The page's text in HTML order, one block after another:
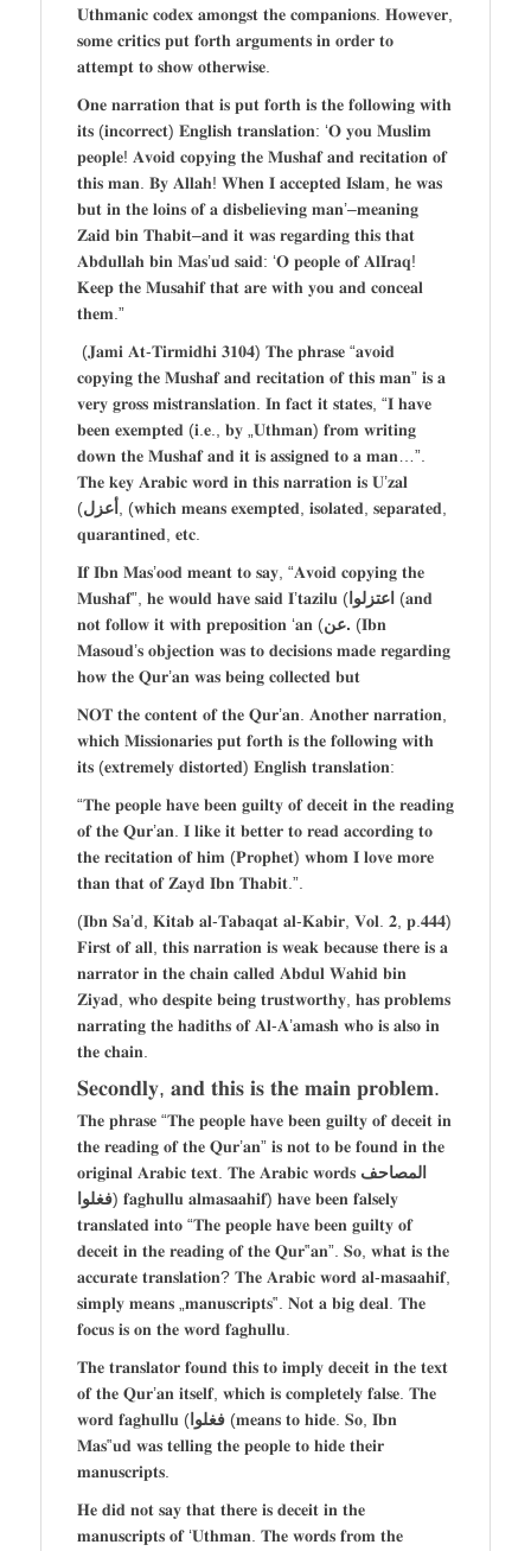
𝐔𝐭𝐡𝐦𝐚𝐧𝐢𝐜 𝐜𝐨𝐝𝐞𝐱 𝐚𝐦𝐨𝐧𝐠𝐬𝐭 𝐭𝐡𝐞 𝐜𝐨𝐦𝐩𝐚𝐧𝐢𝐨𝐧𝐬. 𝐇𝐨𝐰𝐞𝐯𝐞𝐫,
𝐬𝐨𝐦𝐞 𝐜𝐫𝐢𝐭𝐢𝐜𝐬 𝐩𝐮𝐭 𝐟𝐨𝐫𝐭𝐡 𝐚𝐫𝐠𝐮𝐦𝐞𝐧𝐭𝐬 𝐢𝐧 𝐨𝐫𝐝𝐞𝐫 𝐭𝐨
𝐚𝐭𝐭𝐞𝐦𝐩𝐭 𝐭𝐨 𝐬𝐡𝐨𝐰 𝐨𝐭𝐡𝐞𝐫𝐰𝐢𝐬𝐞.
𝐎𝐧𝐞 𝐧𝐚𝐫𝐫𝐚𝐭𝐢𝐨𝐧 𝐭𝐡𝐚𝐭 𝐢𝐬 𝐩𝐮𝐭 𝐟𝐨𝐫𝐭𝐡 𝐢𝐬 𝐭𝐡𝐞 𝐟𝐨𝐥𝐥𝐨𝐰𝐢𝐧𝐠 𝐰𝐢𝐭𝐡
𝐢𝐭𝐬 (𝐢𝐧𝐜𝐨𝐫𝐫𝐞𝐜𝐭) 𝐄𝐧𝐠𝐥𝐢𝐬𝐡 𝐭𝐫𝐚𝐧𝐬𝐥𝐚𝐭𝐢𝐨𝐧: ‘𝐎 𝐲𝐨𝐮 𝐌𝐮𝐬𝐥𝐢𝐦
𝐩𝐞𝐨𝐩𝐥𝐞! 𝐀𝐯𝐨𝐢𝐝 𝐜𝐨𝐩𝐲𝐢𝐧𝐠 𝐭𝐡𝐞 𝐌𝐮𝐬𝐡𝐚𝐟 𝐚𝐧𝐝 𝐫𝐞𝐜𝐢𝐭𝐚𝐭𝐢𝐨𝐧 𝐨𝐟
𝐭𝐡𝐢𝐬 𝐦𝐚𝐧. 𝐁𝐲 𝐀𝐥𝐥𝐚𝐡! 𝐖𝐡𝐞𝐧 𝐈 𝐚𝐜𝐜𝐞𝐩𝐭𝐞𝐝 𝐈𝐬𝐥𝐚𝐦, 𝐡𝐞 𝐰𝐚𝐬
𝐛𝐮𝐭 𝐢𝐧 𝐭𝐡𝐞 𝐥𝐨𝐢𝐧𝐬 𝐨𝐟 𝐚 𝐝𝐢𝐬𝐛𝐞𝐥𝐢𝐞𝐯𝐢𝐧𝐠 𝐦𝐚𝐧’–𝐦𝐞𝐚𝐧𝐢𝐧𝐠
𝐙𝐚𝐢𝐝 𝐛𝐢𝐧 𝐓𝐡𝐚𝐛𝐢𝐭–𝐚𝐧𝐝 𝐢𝐭 𝐰𝐚𝐬 𝐫𝐞𝐠𝐚𝐫𝐝𝐢𝐧𝐠 𝐭𝐡𝐢𝐬 𝐭𝐡𝐚𝐭
𝐀𝐛𝐝𝐮𝐥𝐥𝐚𝐡 𝐛𝐢𝐧 𝐌𝐚𝐬’𝐮𝐝 𝐬𝐚𝐢𝐝: ‘𝐎 𝐩𝐞𝐨𝐩𝐥𝐞 𝐨𝐟 𝐀𝐥𝐈𝐫𝐚𝐪!
𝐊𝐞𝐞𝐩 𝐭𝐡𝐞 𝐌𝐮𝐬𝐚𝐡𝐢𝐟 𝐭𝐡𝐚𝐭 𝐚𝐫𝐞 𝐰𝐢𝐭𝐡 𝐲𝐨𝐮 𝐚𝐧𝐝 𝐜𝐨𝐧𝐜𝐞𝐚𝐥
𝐭𝐡𝐞𝐦.”
(𝐉𝐚𝐦𝐢 𝐀𝐭-𝐓𝐢𝐫𝐦𝐢𝐝𝐡𝐢 𝟑𝟏𝟎𝟒) 𝐓𝐡𝐞 𝐩𝐡𝐫𝐚𝐬𝐞 “𝐚𝐯𝐨𝐢𝐝
𝐜𝐨𝐩𝐲𝐢𝐧𝐠 𝐭𝐡𝐞 𝐌𝐮𝐬𝐡𝐚𝐟 𝐚𝐧𝐝 𝐫𝐞𝐜𝐢𝐭𝐚𝐭𝐢𝐨𝐧 𝐨𝐟 𝐭𝐡𝐢𝐬 𝐦𝐚𝐧” 𝐢𝐬 𝐚
𝐯𝐞𝐫𝐲 𝐠𝐫𝐨𝐬𝐬 𝐦𝐢𝐬𝐭𝐫𝐚𝐧𝐬𝐥𝐚𝐭𝐢𝐨𝐧. 𝐈𝐧 𝐟𝐚𝐜𝐭 𝐢𝐭 𝐬𝐭𝐚𝐭𝐞𝐬, “𝐈 𝐡𝐚𝐯𝐞
𝐛𝐞𝐞𝐧 𝐞𝐱𝐞𝐦𝐩𝐭𝐞𝐝 (𝐢.𝐞., 𝐛𝐲 „𝐔𝐭𝐡𝐦𝐚𝐧) 𝐟𝐫𝐨𝐦 𝐰𝐫𝐢𝐭𝐢𝐧𝐠
𝐝𝐨𝐰𝐧 𝐭𝐡𝐞 𝐌𝐮𝐬𝐡𝐚𝐟 𝐚𝐧𝐝 𝐢𝐭 𝐢𝐬 𝐚𝐬𝐬𝐢𝐠𝐧𝐞𝐝 𝐭𝐨 𝐚 𝐦𝐚𝐧…”.
𝐓𝐡𝐞 𝐤𝐞𝐲 𝐀𝐫𝐚𝐛𝐢𝐜 𝐰𝐨𝐫𝐝 𝐢𝐧 𝐭𝐡𝐢𝐬 𝐧𝐚𝐫𝐫𝐚𝐭𝐢𝐨𝐧 𝐢𝐬 𝐔’𝐳𝐚𝐥
(أعزل
, (𝐰𝐡𝐢𝐜𝐡 𝐦𝐞𝐚𝐧𝐬 𝐞𝐱𝐞𝐦𝐩𝐭𝐞𝐝, 𝐢𝐬𝐨𝐥𝐚𝐭𝐞𝐝, 𝐬𝐞𝐩𝐚𝐫𝐚𝐭𝐞𝐝,
𝐪𝐮𝐚𝐫𝐚𝐧𝐭𝐢𝐧𝐞𝐝, 𝐞𝐭𝐜.
𝐈𝐟 𝐈𝐛𝐧 𝐌𝐚𝐬’𝐨𝐨𝐝 𝐦𝐞𝐚𝐧𝐭 𝐭𝐨 𝐬𝐚𝐲, “𝐀𝐯𝐨𝐢𝐝 𝐜𝐨𝐩𝐲𝐢𝐧𝐠 𝐭𝐡𝐞
𝐌𝐮𝐬𝐡𝐚𝐟”, 𝐡𝐞 𝐰𝐨𝐮𝐥𝐝 𝐡𝐚𝐯𝐞 𝐬𝐚𝐢𝐝 𝐈’𝐭𝐚𝐳𝐢𝐥𝐮 ( اعتزلوا (𝐚𝐧𝐝
𝐧𝐨𝐭 𝐟𝐨𝐥𝐥𝐨𝐰 𝐢𝐭 𝐰𝐢𝐭𝐡 𝐩𝐫𝐞𝐩𝐨𝐬𝐢𝐭𝐢𝐨𝐧 ‘𝐚𝐧 (
عن. (𝐈𝐛𝐧
𝐌𝐚𝐬𝐨𝐮𝐝’𝐬 𝐨𝐛𝐣𝐞𝐜𝐭𝐢𝐨𝐧 𝐰𝐚𝐬 𝐭𝐨 𝐝𝐞𝐜𝐢𝐬𝐢𝐨𝐧𝐬 𝐦𝐚𝐝𝐞 𝐫𝐞𝐠𝐚𝐫𝐝𝐢𝐧𝐠
𝐡𝐨𝐰 𝐭𝐡𝐞 𝐐𝐮𝐫’𝐚𝐧 𝐰𝐚𝐬 𝐛𝐞𝐢𝐧𝐠 𝐜𝐨𝐥𝐥𝐞𝐜𝐭𝐞𝐝 𝐛𝐮𝐭
𝐍𝐎𝐓 𝐭𝐡𝐞 𝐜𝐨𝐧𝐭𝐞𝐧𝐭 𝐨𝐟 𝐭𝐡𝐞 𝐐𝐮𝐫’𝐚𝐧. 𝐀𝐧𝐨𝐭𝐡𝐞𝐫 𝐧𝐚𝐫𝐫𝐚𝐭𝐢𝐨𝐧,
𝐰𝐡𝐢𝐜𝐡 𝐌𝐢𝐬𝐬𝐢𝐨𝐧𝐚𝐫𝐢𝐞𝐬 𝐩𝐮𝐭 𝐟𝐨𝐫𝐭𝐡 𝐢𝐬 𝐭𝐡𝐞 𝐟𝐨𝐥𝐥𝐨𝐰𝐢𝐧𝐠 𝐰𝐢𝐭𝐡
𝐢𝐭𝐬 (𝐞𝐱𝐭𝐫𝐞𝐦𝐞𝐥𝐲 𝐝𝐢𝐬𝐭𝐨𝐫𝐭𝐞𝐝) 𝐄𝐧𝐠𝐥𝐢𝐬𝐡 𝐭𝐫𝐚𝐧𝐬𝐥𝐚𝐭𝐢𝐨𝐧:
“𝐓𝐡𝐞 𝐩𝐞𝐨𝐩𝐥𝐞 𝐡𝐚𝐯𝐞 𝐛𝐞𝐞𝐧 𝐠𝐮𝐢𝐥𝐭𝐲 𝐨𝐟 𝐝𝐞𝐜𝐞𝐢𝐭 𝐢𝐧 𝐭𝐡𝐞 𝐫𝐞𝐚𝐝𝐢𝐧𝐠
𝐨𝐟 𝐭𝐡𝐞 𝐐𝐮𝐫’𝐚𝐧. 𝐈 𝐥𝐢𝐤𝐞 𝐢𝐭 𝐛𝐞𝐭𝐭𝐞𝐫 𝐭𝐨 𝐫𝐞𝐚𝐝 𝐚𝐜𝐜𝐨𝐫𝐝𝐢𝐧𝐠 𝐭𝐨
𝐭𝐡𝐞 𝐫𝐞𝐜𝐢𝐭𝐚𝐭𝐢𝐨𝐧 𝐨𝐟 𝐡𝐢𝐦 (𝐏𝐫𝐨𝐩𝐡𝐞𝐭) 𝐰𝐡𝐨𝐦 𝐈 𝐥𝐨𝐯𝐞 𝐦𝐨𝐫𝐞
𝐭𝐡𝐚𝐧 𝐭𝐡𝐚𝐭 𝐨𝐟 𝐙𝐚𝐲𝐝 𝐈𝐛𝐧 𝐓𝐡𝐚𝐛𝐢𝐭.”.
(𝐈𝐛𝐧 𝐒𝐚’𝐝, 𝐊𝐢𝐭𝐚𝐛 𝐚𝐥-𝐓𝐚𝐛𝐚𝐪𝐚𝐭 𝐚𝐥-𝐊𝐚𝐛𝐢𝐫, 𝐕𝐨𝐥. 𝟐, 𝐩.𝟒𝟒𝟒)
𝐅𝐢𝐫𝐬𝐭 𝐨𝐟 𝐚𝐥𝐥, 𝐭𝐡𝐢𝐬 𝐧𝐚𝐫𝐫𝐚𝐭𝐢𝐨𝐧 𝐢𝐬 𝐰𝐞𝐚𝐤 𝐛𝐞𝐜𝐚𝐮𝐬𝐞 𝐭𝐡𝐞𝐫𝐞 𝐢𝐬 𝐚
𝐧𝐚𝐫𝐫𝐚𝐭𝐨𝐫 𝐢𝐧 𝐭𝐡𝐞 𝐜𝐡𝐚𝐢𝐧 𝐜𝐚𝐥𝐥𝐞𝐝 𝐀𝐛𝐝𝐮𝐥 𝐖𝐚𝐡𝐢𝐝 𝐛𝐢𝐧
𝐙𝐢𝐲𝐚𝐝, 𝐰𝐡𝐨 𝐝𝐞𝐬𝐩𝐢𝐭𝐞 𝐛𝐞𝐢𝐧𝐠 𝐭𝐫𝐮𝐬𝐭𝐰𝐨𝐫𝐭𝐡𝐲, 𝐡𝐚𝐬 𝐩𝐫𝐨𝐛𝐥𝐞𝐦𝐬
𝐧𝐚𝐫𝐫𝐚𝐭𝐢𝐧𝐠 𝐭𝐡𝐞 𝐡𝐚𝐝𝐢𝐭𝐡𝐬 𝐨𝐟 𝐀𝐥-𝐀’𝐚𝐦𝐚𝐬𝐡 𝐰𝐡𝐨 𝐢𝐬 𝐚𝐥𝐬𝐨 𝐢𝐧
𝐭𝐡𝐞 𝐜𝐡𝐚𝐢𝐧.
𝐒𝐞𝐜𝐨𝐧𝐝𝐥𝐲, 𝐚𝐧𝐝 𝐭𝐡𝐢𝐬 𝐢𝐬 𝐭𝐡𝐞 𝐦𝐚𝐢𝐧 𝐩𝐫𝐨𝐛𝐥𝐞𝐦.
𝐓𝐡𝐞 𝐩𝐡𝐫𝐚𝐬𝐞 “𝐓𝐡𝐞 𝐩𝐞𝐨𝐩𝐥𝐞 𝐡𝐚𝐯𝐞 𝐛𝐞𝐞𝐧 𝐠𝐮𝐢𝐥𝐭𝐲 𝐨𝐟 𝐝𝐞𝐜𝐞𝐢𝐭 𝐢𝐧
𝐭𝐡𝐞 𝐫𝐞𝐚𝐝𝐢𝐧𝐠 𝐨𝐟 𝐭𝐡𝐞 𝐐𝐮𝐫’𝐚𝐧” 𝐢𝐬 𝐧𝐨𝐭 𝐭𝐨 𝐛𝐞 𝐟𝐨𝐮𝐧𝐝 𝐢𝐧 𝐭𝐡𝐞
𝐨𝐫𝐢𝐠𝐢𝐧𝐚𝐥 𝐀𝐫𝐚𝐛𝐢𝐜 𝐭𝐞𝐱𝐭. 𝐓𝐡𝐞 𝐀𝐫𝐚𝐛𝐢𝐜 𝐰𝐨𝐫𝐝𝐬 المصاحف
فغلوا) 𝐟𝐚𝐠𝐡𝐮𝐥𝐥𝐮 𝐚𝐥𝐦𝐚𝐬𝐚𝐚𝐡𝐢𝐟) 𝐡𝐚𝐯𝐞 𝐛𝐞𝐞𝐧 𝐟𝐚𝐥𝐬𝐞𝐥𝐲
𝐭𝐫𝐚𝐧𝐬𝐥𝐚𝐭𝐞𝐝 𝐢𝐧𝐭𝐨 “𝐓𝐡𝐞 𝐩𝐞𝐨𝐩𝐥𝐞 𝐡𝐚𝐯𝐞 𝐛𝐞𝐞𝐧 𝐠𝐮𝐢𝐥𝐭𝐲 𝐨𝐟
𝐝𝐞𝐜𝐞𝐢𝐭 𝐢𝐧 𝐭𝐡𝐞 𝐫𝐞𝐚𝐝𝐢𝐧𝐠 𝐨𝐟 𝐭𝐡𝐞 𝐐𝐮𝐫‟𝐚𝐧”. 𝐒𝐨, 𝐰𝐡𝐚𝐭 𝐢𝐬 𝐭𝐡𝐞
𝐚𝐜𝐜𝐮𝐫𝐚𝐭𝐞 𝐭𝐫𝐚𝐧𝐬𝐥𝐚𝐭𝐢𝐨𝐧? 𝐓𝐡𝐞 𝐀𝐫𝐚𝐛𝐢𝐜 𝐰𝐨𝐫𝐝 𝐚𝐥-𝐦𝐚𝐬𝐚𝐚𝐡𝐢𝐟,
𝐬𝐢𝐦𝐩𝐥𝐲 𝐦𝐞𝐚𝐧𝐬 „𝐦𝐚𝐧𝐮𝐬𝐜𝐫𝐢𝐩𝐭𝐬‟. 𝐍𝐨𝐭 𝐚 𝐛𝐢𝐠 𝐝𝐞𝐚𝐥. 𝐓𝐡𝐞
𝐟𝐨𝐜𝐮𝐬 𝐢𝐬 𝐨𝐧 𝐭𝐡𝐞 𝐰𝐨𝐫𝐝 𝐟𝐚𝐠𝐡𝐮𝐥𝐥𝐮.
𝐓𝐡𝐞 𝐭𝐫𝐚𝐧𝐬𝐥𝐚𝐭𝐨𝐫 𝐟𝐨𝐮𝐧𝐝 𝐭𝐡𝐢𝐬 𝐭𝐨 𝐢𝐦𝐩𝐥𝐲 𝐝𝐞𝐜𝐞𝐢𝐭 𝐢𝐧 𝐭𝐡𝐞 𝐭𝐞𝐱𝐭
𝐨𝐟 𝐭𝐡𝐞 𝐐𝐮𝐫’𝐚𝐧 𝐢𝐭𝐬𝐞𝐥𝐟, 𝐰𝐡𝐢𝐜𝐡 𝐢𝐬 𝐜𝐨𝐦𝐩𝐥𝐞𝐭𝐞𝐥𝐲 𝐟𝐚𝐥𝐬𝐞. 𝐓𝐡𝐞
𝐰𝐨𝐫𝐝 𝐟𝐚𝐠𝐡𝐮𝐥𝐥𝐮 ( فغلوا (𝐦𝐞𝐚𝐧𝐬 𝐭𝐨 𝐡𝐢𝐝𝐞. 𝐒𝐨, 𝐈𝐛𝐧
𝐌𝐚𝐬‟𝐮𝐝 𝐰𝐚𝐬 𝐭𝐞𝐥𝐥𝐢𝐧𝐠 𝐭𝐡𝐞 𝐩𝐞𝐨𝐩𝐥𝐞 𝐭𝐨 𝐡𝐢𝐝𝐞 𝐭𝐡𝐞𝐢𝐫
𝐦𝐚𝐧𝐮𝐬𝐜𝐫𝐢𝐩𝐭𝐬.
𝐇𝐞 𝐝𝐢𝐝 𝐧𝐨𝐭 𝐬𝐚𝐲 𝐭𝐡𝐚𝐭 𝐭𝐡𝐞𝐫𝐞 𝐢𝐬 𝐝𝐞𝐜𝐞𝐢𝐭 𝐢𝐧 𝐭𝐡𝐞
𝐦𝐚𝐧𝐮𝐬𝐜𝐫𝐢𝐩𝐭𝐬 𝐨𝐟 ‘𝐔𝐭𝐡𝐦𝐚𝐧. 𝐓𝐡𝐞 𝐰𝐨𝐫𝐝𝐬 𝐟𝐫𝐨𝐦 𝐭𝐡𝐞